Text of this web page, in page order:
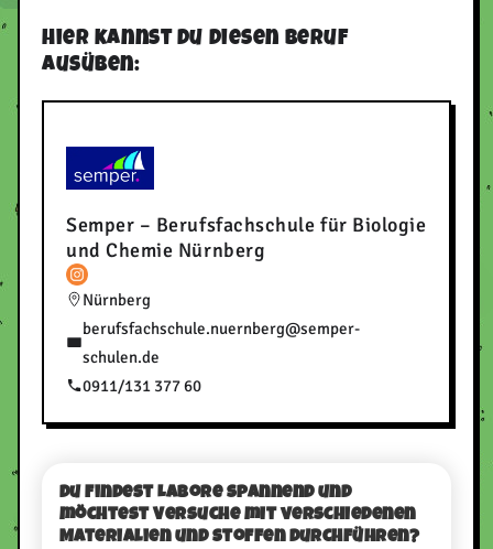
Hier kannst du diesen Beruf
ausüben:
Semper – Berufsfachschule für Biologie
und Chemie Nürnberg
Nürnberg
berufsfachschule.nuernberg@semper-
schulen.de
0911/131 377 60
Du findest Labore spannend und
möchtest Versuche mit verschiedenen
Materialien und Stoffen durchführen?